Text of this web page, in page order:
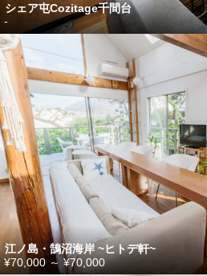
シェア屯Cozitage千間台
-
江ノ島・鵠沼海岸 ~ヒトデ軒~
¥70,000 ～ ¥70,000